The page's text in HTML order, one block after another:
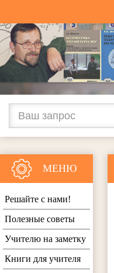
МЕНЮ
Решайте с нами!
Полезные советы
Учителю на заметку
Книги для учителя